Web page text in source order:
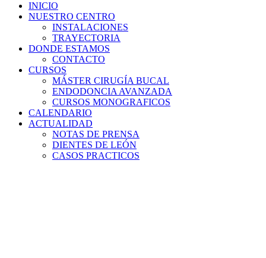
INICIO
NUESTRO CENTRO
INSTALACIONES
TRAYECTORIA
DONDE ESTAMOS
CONTACTO
CURSOS
MÁSTER CIRUGÍA BUCAL
ENDODONCIA AVANZADA
CURSOS MONOGRAFICOS
CALENDARIO
ACTUALIDAD
NOTAS DE PRENSA
DIENTES DE LEÓN
CASOS PRACTICOS